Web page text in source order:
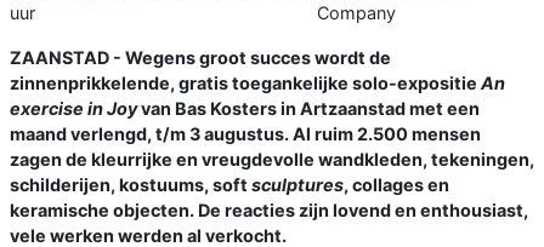
uur
Company
ZAANSTAD - Wegens groot succes wordt de
zinnenprikkelende, gratis toegankelijke solo-expositie An
exercise in Joyvan Bas Kosters in Artzaanstad met een
maand verlengd, t/m 3 augustus. Al ruim 2.500 mensen
zagen de kleurrijke en vreugdevolle wandkleden, tekeningen,
schilderijen, kostuums, soft sculptures, collages en
keramische objecten. De reacties zijn lovend en enthousiast,
vele werken werden al verkocht.